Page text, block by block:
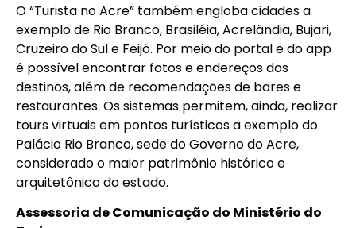
O “Turista no Acre” também engloba cidades a
exemplo de Rio Branco, Brasiléia, Acrelândia, Bujari,
Cruzeiro do Sul e Feijó. Por meio do portal e do app
é possível encontrar fotos e endereços dos
destinos, além de recomendações de bares e
restaurantes. Os sistemas permitem, ainda, realizar
tours virtuais em pontos turísticos a exemplo do
Palácio Rio Branco, sede do Governo do Acre,
considerado o maior patrimônio histórico e
arquitetônico do estado.
Assessoria de Comunicação do Ministério do